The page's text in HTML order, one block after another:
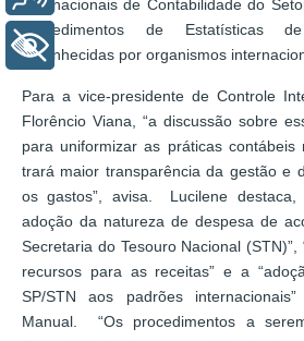
internacionais de Contabilidade do
procedimentos de Estatísticas
reconhecidas por organismos
Para a vice-presidente de Controle
Florêncio Viana, “a discussão sobre
para uniformizar as práticas
trará maior transparência da gestão e
os gastos”, avisa. Lucilene destaca,
adoção da natureza de despesa de
Secretaria do Tesouro Nacional
recursos para as receitas” e a
SP/STN aos padrões
Manual. “Os procedimentos a
+ Acessibilidade